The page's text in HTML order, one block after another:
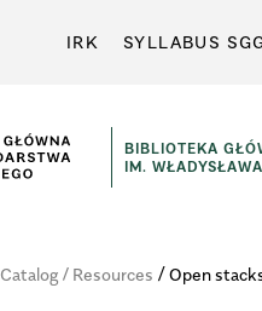
IRK SYLLABUS
BIBLIOTEKA
IM.
Catalog / Resources /Open